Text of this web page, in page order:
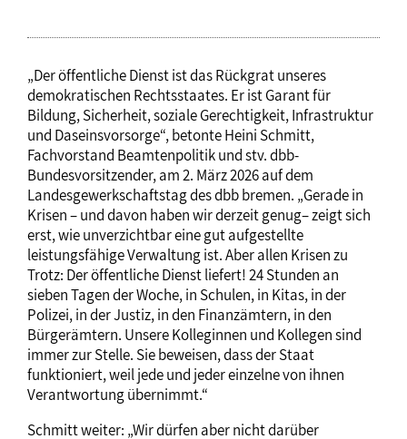
„Der öffentliche Dienst ist das Rückgrat unseres
demokratischen Rechtsstaates. Er ist Garant für
Bildung, Sicherheit, soziale Gerechtigkeit, Infrastruktur
und Daseinsvorsorge“, betonte Heini Schmitt,
Fachvorstand Beamtenpolitik und stv. dbb-
Bundesvorsitzender, am 2. März 2026 auf dem
Landesgewerkschaftstag des dbb bremen. „Gerade in
Krisen – und davon haben wir derzeit genug– zeigt sich
erst, wie unverzichtbar eine gut aufgestellte
leistungsfähige Verwaltung ist. Aber allen Krisen zu
Trotz: Der öffentliche Dienst liefert! 24 Stunden an
sieben Tagen der Woche, in Schulen, in Kitas, in der
Polizei, in der Justiz, in den Finanzämtern, in den
Bürgerämtern. Unsere Kolleginnen und Kollegen sind
immer zur Stelle. Sie beweisen, dass der Staat
funktioniert, weil jede und jeder einzelne von ihnen
Verantwortung übernimmt.“
Schmitt weiter: „Wir dürfen aber nicht darüber